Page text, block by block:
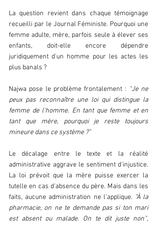
La question revient dans chaque témoignage
recueilli par le Journal Féministe. Pourquoi une
femme adulte, mère, parfois seule à élever ses
enfants, doit-elle encore dépendre
juridiquement d'un homme pour les actes les
plus banals ?
Najwa pose le problème frontalement : “Je ne
peux pas reconnaître une loi qui distingue la
femme de l'homme. En tant que femme et en
tant que mère, pourquoi je reste toujours
mineure dans ce système ?”
Le décalage entre le texte et la réalité
administrative aggrave le sentiment d'injustice.
La loi prévoit que la mère puisse exercer la
tutelle en cas d'absence du père. Mais dans les
faits, aucune administration ne l'applique. “À la
pharmacie, on ne te demande pas si ton mari
est absent ou malade. On te dit juste non”,